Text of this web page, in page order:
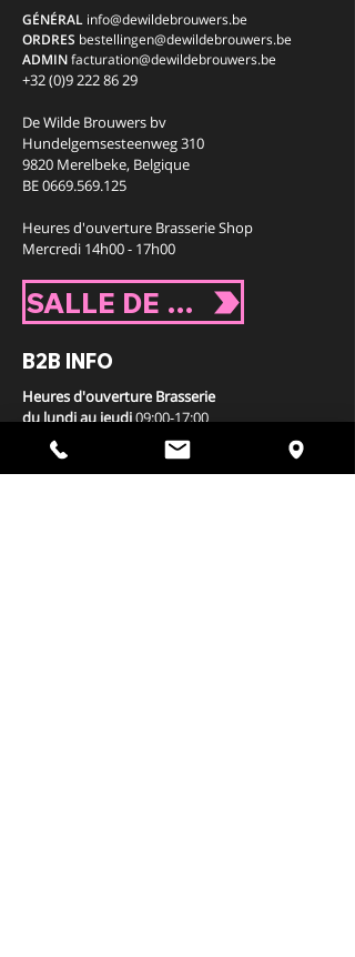
GÉNÉRAL info@dewildebrouwers.be
ORDRES bestellingen@dewildebrouwers.be
ADMINfacturation@dewildebrouwers.be
+32 (0)9 222 86 29
De Wilde Brouwers bv
Hundelgemsesteenweg 310
9820 Merelbeke, Belgique
​BE0669.569.125
Heures d'ouverture Brasserie Shop
Mercredi 14h00 - 17h00
SALLE DE FÊTE
B2B INFO
Heures d'ouverture Brasserie
du lundi au jeudi09:00-17:00
Livraisons / retours bouteilles et casiers
via de drankenhandelaar